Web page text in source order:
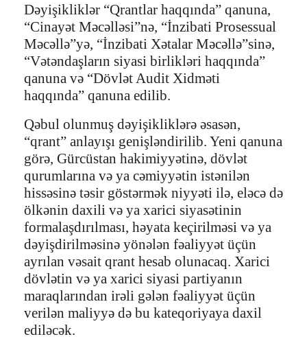
Dəyişikliklər “Qrantlar haqqında” qanuna,
“Cinayət Məcəlləsi”nə, “İnzibati Prosessual
Məcəllə”yə, “İnzibati Xətalar Məcəllə”sinə,
“Vətəndaşların siyasi birlikləri haqqında”
qanuna və “Dövlət Audit Xidməti
haqqında” qanuna edilib.
Qəbul olunmuş dəyişikliklərə əsasən,
“qrant” anlayışı genişləndirilib. Yeni qanuna
görə, Gürcüstan hakimiyyətinə, dövlət
qurumlarına və ya cəmiyyətin istənilən
hissəsinə təsir göstərmək niyyəti ilə, eləcə də
ölkənin daxili və ya xarici siyasətinin
formalaşdırılması, həyata keçirilməsi və ya
dəyişdirilməsinə yönələn fəaliyyət üçün
ayrılan vəsait qrant hesab olunacaq. Xarici
dövlətin və ya xarici siyasi partiyanın
maraqlarından irəli gələn fəaliyyət üçün
verilən maliyyə də bu kateqoriyaya daxil
ediləcək.